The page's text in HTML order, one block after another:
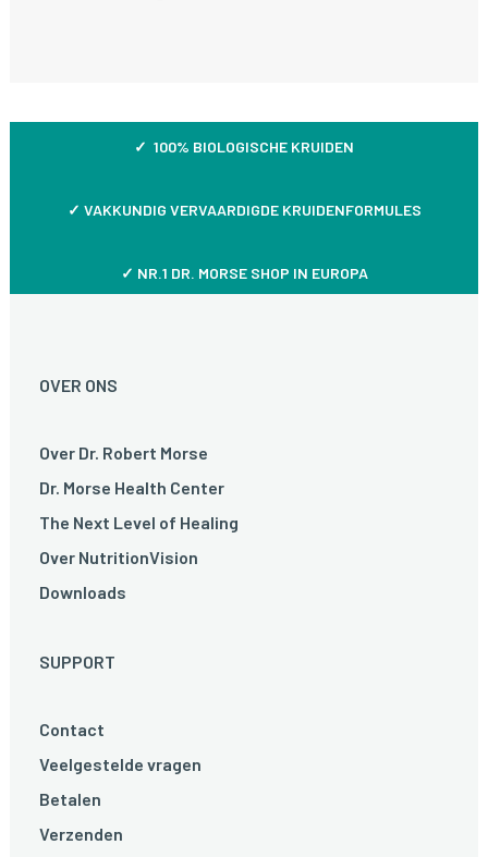
✓ 100% BIOLOGISCHE KRUIDEN
✓ VAKKUNDIG VERVAARDIGDE KRUIDENFORMULES
✓ NR.1 DR. MORSE SHOP IN EUROPA
OVER ONS
Over Dr. Robert Morse
Dr. Morse Health Center
The Next Level of Healing
Over NutritionVision
Downloads
SUPPORT
Contact
Veelgestelde vragen
Betalen
Verzenden